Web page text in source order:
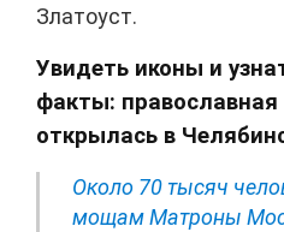
Златоуст.
Увидеть иконы и
факты: православная
открылась в
Около 70 тысяч
мощам Матроны